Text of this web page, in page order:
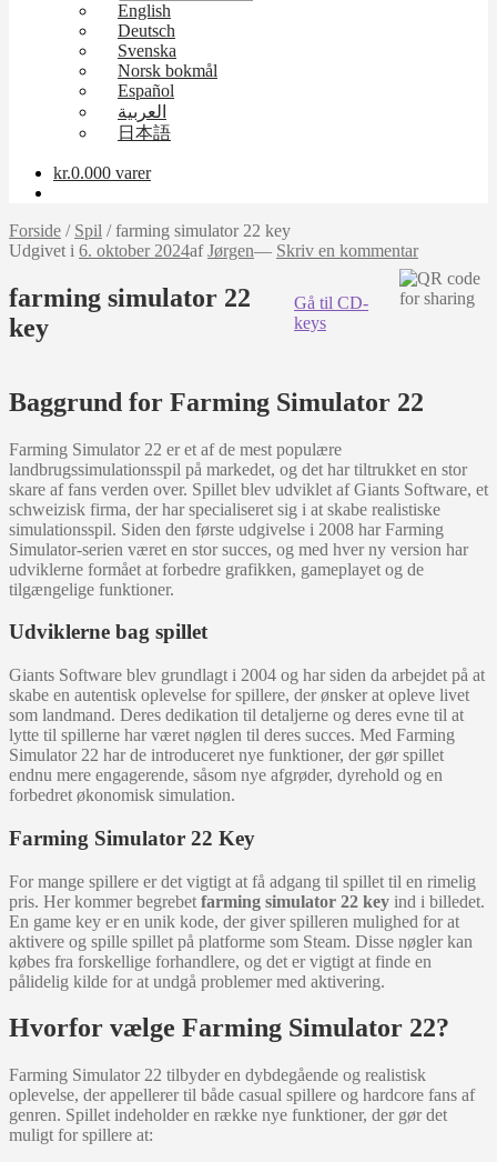
English
Deutsch
Svenska
Norsk bokmål
Español
العربية
日本語
kr.0.000 varer
Forside / Spil /farming simulator 22 key
Udgivet i 6. oktober 2024afJørgen— Skriv en kommentar
farming simulator 22
key
Gå til CD-
keys
Baggrund for Farming Simulator 22
Farming Simulator 22 er et af de mest populære
landbrugssimulationsspil på markedet, og det har tiltrukket en stor
skare af fans verden over. Spillet blev udviklet af Giants Software, et
schweizisk firma, der har specialiseret sig i at skabe realistiske
simulationsspil. Siden den første udgivelse i 2008 har Farming
Simulator-serien været en stor succes, og med hver ny version har
udviklerne formået at forbedre grafikken, gameplayet og de
tilgængelige funktioner.
Udviklerne bag spillet
Giants Software blev grundlagt i 2004 og har siden da arbejdet på at
skabe en autentisk oplevelse for spillere, der ønsker at opleve livet
som landmand. Deres dedikation til detaljerne og deres evne til at
lytte til spillerne har været nøglen til deres succes. Med Farming
Simulator 22 har de introduceret nye funktioner, der gør spillet
endnu mere engagerende, såsom nye afgrøder, dyrehold og en
forbedret økonomisk simulation.
Farming Simulator 22 Key
For mange spillere er det vigtigt at få adgang til spillet til en rimelig
pris. Her kommer begrebet farming simulator 22 key ind i billedet.
En game key er en unik kode, der giver spilleren mulighed for at
aktivere og spille spillet på platforme som Steam. Disse nøgler kan
købes fra forskellige forhandlere, og det er vigtigt at finde en
pålidelig kilde for at undgå problemer med aktivering.
Hvorfor vælge Farming Simulator 22?
Farming Simulator 22 tilbyder en dybdegående og realistisk
oplevelse, der appellerer til både casual spillere og hardcore fans af
genren. Spillet indeholder en række nye funktioner, der gør det
muligt for spillere at: